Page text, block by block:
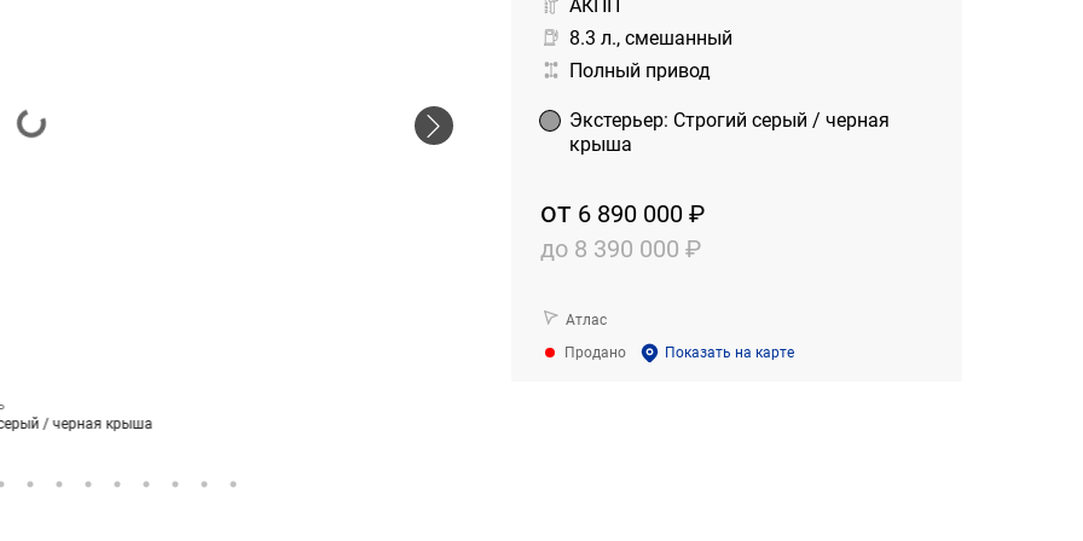
/ черная крыша
АКПП
8.3 л., смешанный
Полный привод
Экстерьер: Строгий серый / черная
крыша
от 6 890 000 ₽
до 8 390 000 ₽
Атлас
Продано
Показать на карте